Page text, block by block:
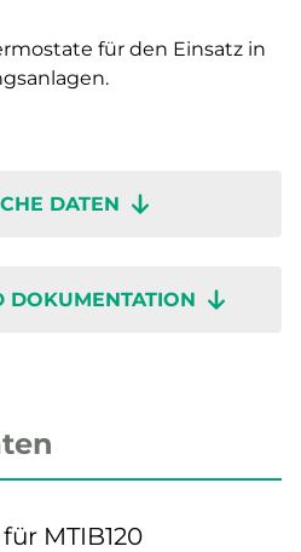
für den Einsatz in
DATEN
DOKUMENTATION
MTIB120